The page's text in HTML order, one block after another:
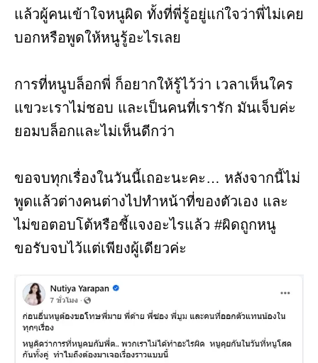
แล้วผู้คนเข้าใจหนูผิด ทั้งที่พี่รู้อยู่แก่ใจว่าพี่ไม่เคย
บอกหรือพูดให้หนูรู้อะไรเลย
การที่หนูบล็อกพี่ ก็อยากให้รู้ไว้ว่า เวลาเห็นใคร
แขวะเราไม่ชอบ และเป็นคนที่เรารัก มันเจ็บค่ะ
ยอมบล็อกและไม่เห็นดีกว่า
ขอจบทุกเรื่องในวันนี้เถอะนะคะ… หลังจากนี้ไม่
พูดแล้วต่างคนต่างไปทำหน้าที่ของตัวเอง และ
ไม่ขอตอบโต้หรือชี้แจงอะไรแล้ว #ผิดถูกหนู
ขอรับจบไว้แต่เพียงผู้เดียวค่ะ